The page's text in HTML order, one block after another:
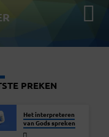
PREKEN
Het interpreteren
van Gods spreken